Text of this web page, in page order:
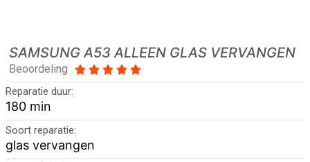
SAMSUNG A53 ALLEEN GLAS VERVANGEN
Beoordeling     
Reparatie duur:
180 min
Soort reparatie:
glas vervangen